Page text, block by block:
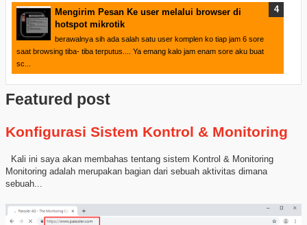
Mengirim Pesan Ke user melalui browser di
hotspot mikrotik
berawalnya sih ada salah satu user komplen ko tiap jam 6 sore
saat browsing tiba- tiba terputus.... Ya emang kalo jam enam sore aku buat
sc...
Featured post
Konfigurasi Sistem Kontrol & Monitoring
Kali ini saya akan membahas tentang sistem Kontrol & Monitoring
Monitoring adalah merupakan bagian dari sebuah aktivitas dimana
sebuah...